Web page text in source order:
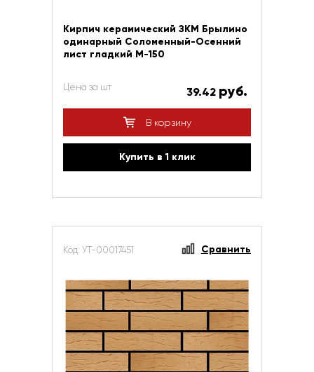
Кирпич керамический ЗКМ Брылино
одинарный Соломенный-Осенний
лист гладкий М-150
Цена за шт 39.42 руб.
В корзину
Купить в 1 клик
Код: УТ-00017451 Сравнить